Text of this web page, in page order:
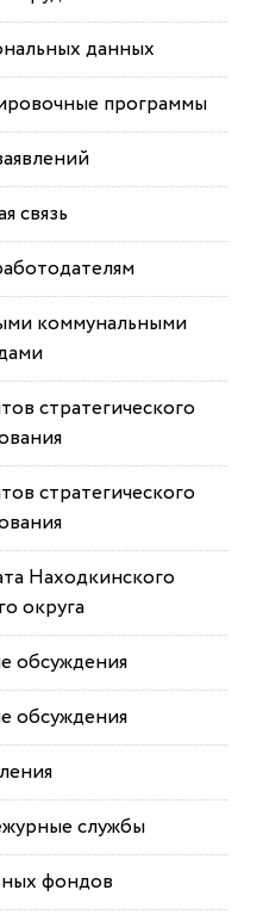
данных
программы
связь
коммунальными
стратегического
стратегического
Находкинского
округа
обсуждения
обсуждения
службы
фондов